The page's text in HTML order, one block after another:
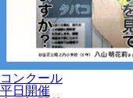
コンクール
平日開催